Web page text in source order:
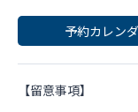
予約カレン
【留意事項】